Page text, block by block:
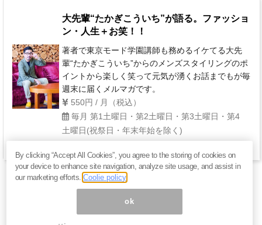
大先輩“たかぎこういち”が語る。ファッショ
ン・人生＋お笑！！
著者で東京モード学園講師も務めるイケてる大先
輩“たかぎこういち”からのメンズスタイリングのポ
イントから楽しく笑って元気が湧くお話までもが毎
週末に届くメルマガです。
550円 / 月（税込）
毎月 第1土曜日・第2土曜日・第3土曜日・第4
土曜日(祝祭日・年末年始を除く)
By clicking “Accept All Cookies”, you agree to the storing of cookies on
your device to enhance site navigation, analyze site usage, and assist in
our marketing efforts.Coolie policy
ok